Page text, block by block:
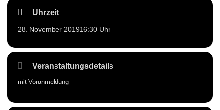
Uhrzeit
28. November 201916:30 Uhr
Veranstaltungsdetails
mit Voranmeldung